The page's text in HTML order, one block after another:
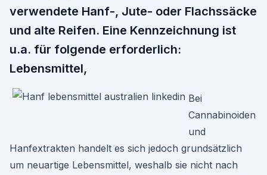
verwendete Hanf-, Jute- oder Flachssäcke
und alte Reifen. Eine Kennzeichnung ist
u.a. für folgende erforderlich:
Lebensmittel,
Bei
Cannabinoiden
und
Hanfextrakten handelt es sich jedoch grundsätzlich
um neuartige Lebensmittel, weshalb sie nicht nach